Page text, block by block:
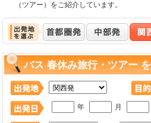
（ツアー）をご紹介しています。
バス 春休み旅行・ツアー
年 月